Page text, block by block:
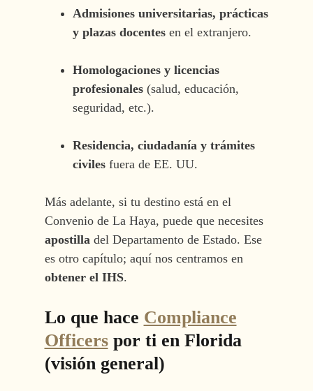
Admisiones universitarias, prácticas
y plazas docentesen el extranjero.
Homologaciones y licencias
profesionales(salud, educación,
seguridad, etc.).
Residencia, ciudadanía y trámites
civilesfuera de EE. UU.
Más adelante, si tu destino está en el
Convenio de La Haya, puede que necesites
apostilladel Departamento de Estado. Ese
es otro capítulo; aquí nos centramos en
obtener el IHS.
Lo que hace Compliance
Officerspor ti en Florida
(visión general)